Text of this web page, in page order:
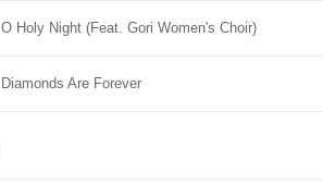
O Holy Night (Feat. Gori Women's Choir)
Diamonds Are Forever